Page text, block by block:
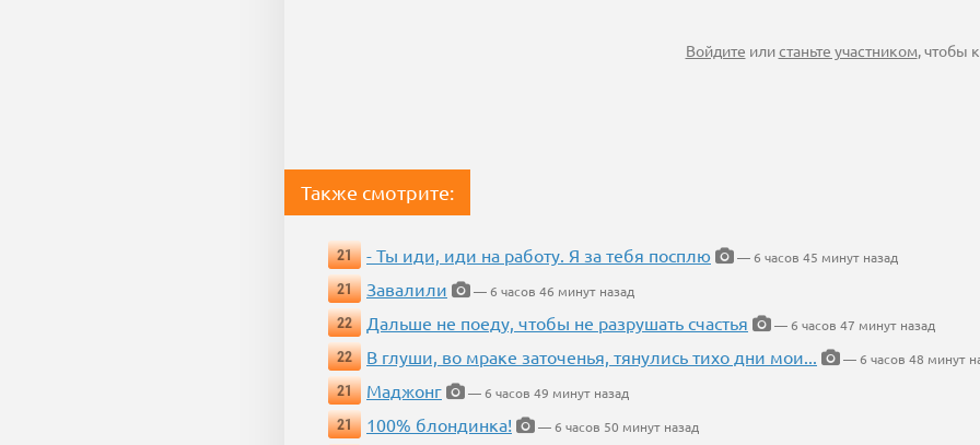
Войдите илистаньте участником, чтобы
Также смотрите:
21 - Ты иди, иди на работу. Я за тебя посплю
— 6 часов 45 минут назад
21
Завалили
— 6 часов 46 минут назад
22
Дальше не поеду, чтобы не разрушать счастья
— 6 часов 47 минут назад
22
В глуши, во мраке заточенья, тянулись тихо дни мои...
— 6 часов 48 минут
21
Маджонг
— 6 часов 49 минут назад
21
100% блондинка!
— 6 часов 50 минут назад